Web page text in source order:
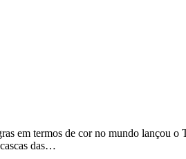
em termos de cor no mundo lançou
das…